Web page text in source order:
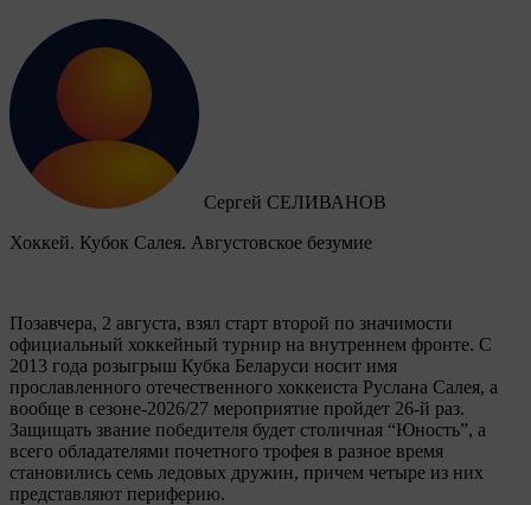
Сергей СЕЛИВАНОВ
Хоккей. Кубок Салея. Августовское безумие
Позавчера, 2 августа, взял старт второй по значимости
официальный хоккейный турнир на внутреннем фронте. C
2013 года розыгрыш Кубка Беларуси носит имя
прославленного отечественного хоккеиста Руслана Салея, а
вообще в сезоне-2026/27 мероприятие пройдет 26-й раз.
Защищать звание победителя будет столичная “Юность”, а
всего обладателями почетного трофея в разное время
становились семь ледовых дружин, причем четыре из них
представляют периферию.